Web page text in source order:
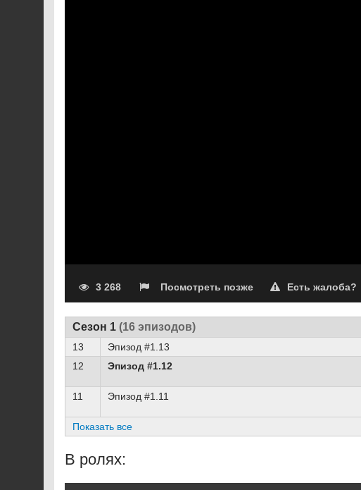
3 268 Посмотреть позже Есть жалоба?
Сезон 1 (16 эпизодов)
13 Эпизод #1.13
12
Эпизод #1.12
11
Эпизод #1.11
Показать все
В ролях: